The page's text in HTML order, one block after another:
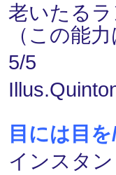
老いたる
（この能
5/5
目には目
インスタ